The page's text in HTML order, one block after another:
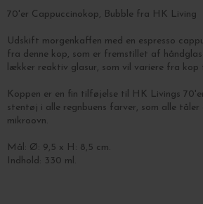
70'er Cappuccinokop, Bubble fra HK Living
Udskift morgenkaffen med en espresso
fra denne kop, som er fremstillet af
lækker reaktiv glasur, som vil variere fra kop
Koppen er en fin tilføjelse til HK Livings
stentøj i alle regnbuens farver, som alle tåler
mikroovn.
Mål: Ø: 9,5 x H: 8,5 cm.
Indhold: 330 ml.